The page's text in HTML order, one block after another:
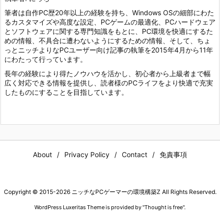
筆者は自作PC歴20年以上の経験を持ち、Windows OSの細部にわた
るカスタマイズや高度な設定、PCゲームの最適化、PCハードウェア
とソフトウェアに関する専門知識をもとに、PC環境を快適にするた
めの情報、不具合に遭わないようにするための情報、そして、ちょ
っとニッチよりなPCユーザー向け記事の執筆を2015年4月から11年
にわたって行っています。
長年の経験により得たノウハウを活かし、初心者から上級者まで幅
広く対応できる情報を提供し、読者様のPCライフをより快適で充実
したものにすることを目指しています。
About Privacy Policy Contact 免責事項
Copyright © 2015-2026 ニッチなPCゲーマーの環境構築Z All Rights Reserved.
WordPress Luxeritas Theme is provided by "Thought is free".